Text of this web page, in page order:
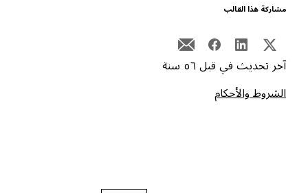
هذا القالب
تحديث في قبل ٥٦ سنة
والأحكام